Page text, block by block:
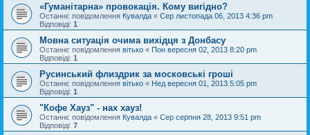
«Гуманітарна» провокація. Кому вигідно?
Останнє повідомлення Кувалда « Сер листопада 06, 2013 4:36 pm
Відповіді: 1
Мовна ситуація очима вихідця з Донбасу
Останнє повідомлення вітько « Пон вересня 02, 2013 8:20 pm
Відповіді: 1
Русинський флиздрик за московські гроші
Останнє повідомлення вітько « Нед вересня 01, 2013 5:05 pm
Відповіді: 1
"Кофе Хауз" - нах хауз!
Останнє повідомлення Кувалда « Сер серпня 28, 2013 9:51 pm
Відповіді: 7